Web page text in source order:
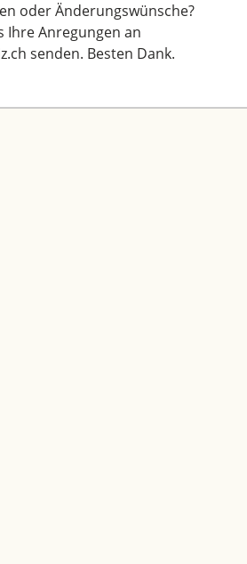
oder Änderungswünsche?
Ihre Anregungen an
senden. Besten Dank.